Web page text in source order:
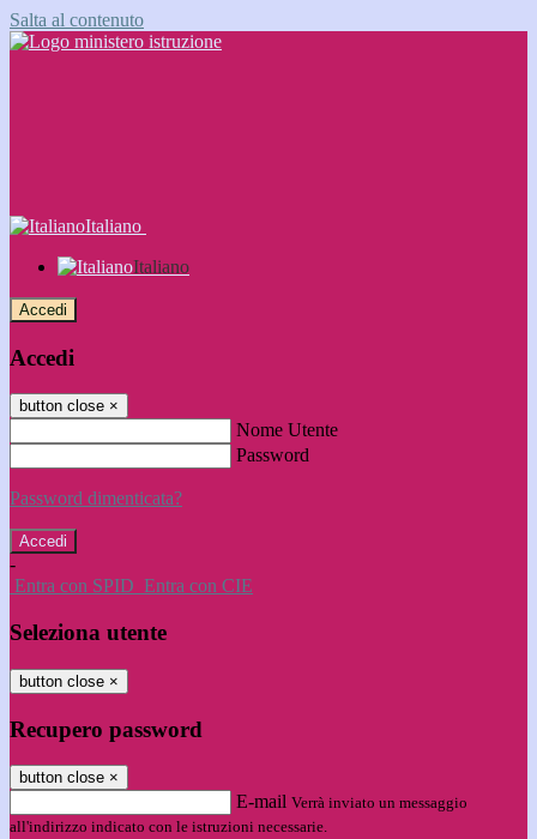
Salta al contenuto
Italiano
Italiano
Accedi
Accedi
button close ×
Nome Utente
Password
Password dimenticata?
-
Entra con SPID Entra con CIE
Seleziona utente
button close ×
Recupero password
button close ×
E-mail Verrà inviato un messaggio
all'indirizzo indicato con le istruzioni necessarie.